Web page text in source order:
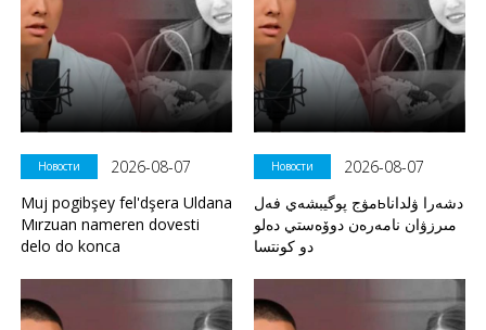
Новости
2026-08-07
Muj pogibşey fel'dşera Uldana
Mırzuan nameren dovesti
delo do konca
Новости
2026-08-07
مۋج پوگيبشەي فەلьدشەرا ۋلدانا
مىرزۋان نامەرەن دوۆەستي دەلو
دو كونتسا